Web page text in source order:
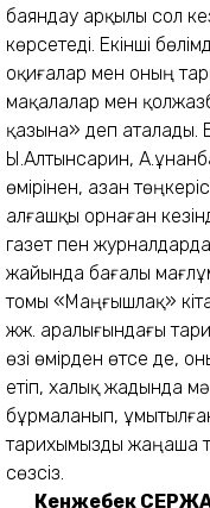
баяндау арқылы сол
көрсетеді. Екінші
оқиғалар мен оның
мақалалар мен
қазына» деп аталады.
Ы.Алтынсарин,
өмірінен, Қазан
алғашқы орнаған
газет пен
жайында бағалы
томы «Маңғышлақ»
жж. аралығындағы
өзі өмірден өтсе де,
етіп, халық жадында
бұрмаланып,
тарихымызды жаңаша
сөзсіз.
Кенжебек